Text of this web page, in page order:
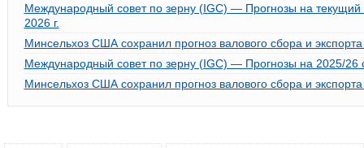
Международный совет по зерну (IGC) — Прогнозы на
2026 г.
Минсельхоз США сохранил прогноз валового сбора и
Международный совет по зерну (IGC) — Прогнозы на 2025/26
Минсельхоз США сохранил прогноз валового сбора и